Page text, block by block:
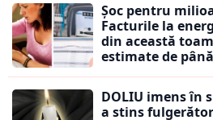
Șoc pentru
Facturile la
din această
estimate de
DOLIU imens în
a stins